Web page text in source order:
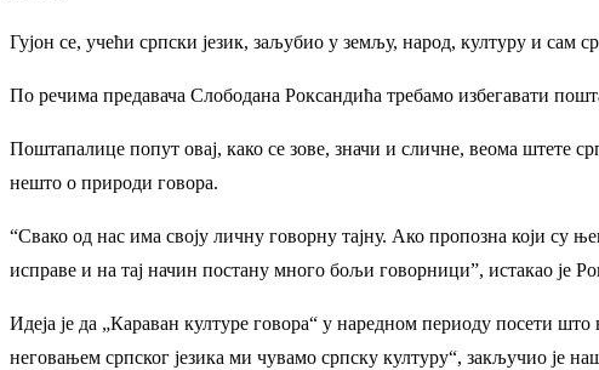
Гујон се, учећи српски језик, заљубио у земљу, народ, културу и сам
По речима предавача Слободана Роксандића требамо избегавати
Поштапалице попут овај, како се зове, значи и сличне, веома штете
нешто о природи говора.
“Свако од нас има своју личну говорну тајну. Ако пропозна који су
исправе и на тај начин постану много бољи говорници”, истакао је
Идеја је да „Караван културе говора“ у наредном периоду посети
неговањем српског језика ми чувамо српску културу“, закључио је